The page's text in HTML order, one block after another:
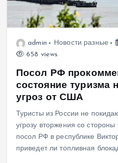
admin Новости разные
658 views
Посол РФ
состояние туризма
угроз от США
Туристы из России не
угрозу вторжения со
посол РФ в республике
приведет ли топливная